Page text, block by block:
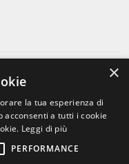
×
la tua esperienza di
acconsenti a tutti i cookie
Leggi di più
PERFORMANCE